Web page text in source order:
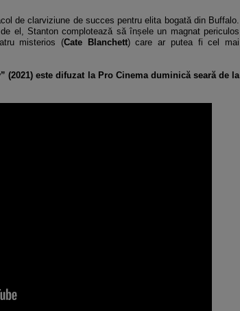
de clarviziune de succes pentru elita bogată din Buffalo.
el, Stanton complotează să înșele un magnat periculos
misterios (Cate Blanchett) care ar putea fi cel mai
(2021) este difuzat la Pro Cinema duminică seară de la